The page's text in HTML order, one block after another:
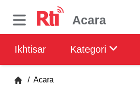
Acara
Ikhtisar Kategori
/ Acara